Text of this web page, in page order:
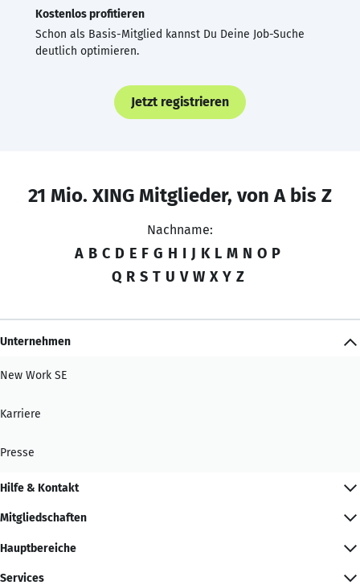
Kostenlos profitieren
Schon als Basis-Mitglied kannst Du Deine Job-Suche
deutlich optimieren.
Jetzt registrieren
21 Mio. XING Mitglieder, von A bis Z
Nachname:
A B C D E F G H I J K L M N O P
Q R S T U V W X Y Z
Unternehmen
New Work SE
Karriere
Presse
Hilfe & Kontakt
Mitgliedschaften
Hauptbereiche
Services